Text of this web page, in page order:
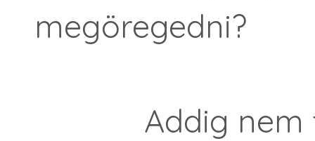
megöregedni?
Addig nem